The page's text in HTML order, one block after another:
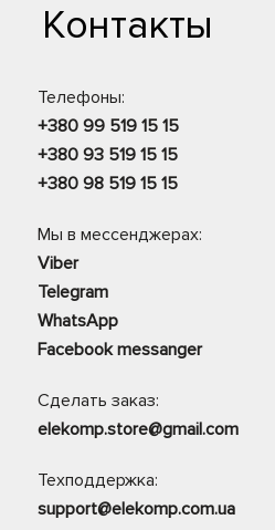
Контакты
Телефоны:
+380 99 519 15 15
+380 93 519 15 15
+380 98 519 15 15
Мы в мессенджерах:
Viber
Telegram
WhatsApp
Facebook messanger
Сделать заказ:
elekomp.store@gmail.com
Техподдержка:
support@elekomp.com.ua